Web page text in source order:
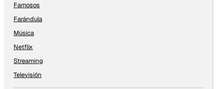
Famosos
Farándula
Música
Netflix
Streaming
Televisión